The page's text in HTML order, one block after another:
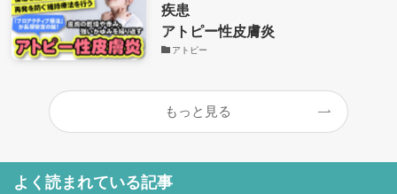
疾患
アトピー性皮膚炎
アトピー
もっと見る
よく読まれている記事